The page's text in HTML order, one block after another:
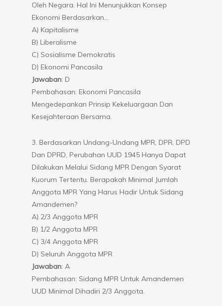
Oleh Negara. Hal Ini Menunjukkan Konsep
Ekonomi Berdasarkan…
A) Kapitalisme
B) Liberalisme
C) Sosialisme Demokratis
D) Ekonomi Pancasila
Jawaban: D
Pembahasan: Ekonomi Pancasila
Mengedepankan Prinsip Kekeluargaan Dan
Kesejahteraan Bersama.
3. Berdasarkan Undang-Undang MPR, DPR, DPD
Dan DPRD, Perubahan UUD 1945 Hanya Dapat
Dilakukan Melalui Sidang MPR Dengan Syarat
Kuorum Tertentu. Berapakah Minimal Jumlah
Anggota MPR Yang Harus Hadir Untuk Sidang
Amandemen?
A) 2/3 Anggota MPR
B) 1/2 Anggota MPR
C) 3/4 Anggota MPR
D) Seluruh Anggota MPR
Jawaban: A
Pembahasan: Sidang MPR Untuk Amandemen
UUD Minimal Dihadiri 2/3 Anggota.